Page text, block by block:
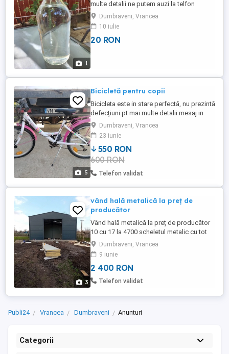
1
multe detalii ne putem auzi la telfon
Dumbraveni, Vrancea
10 iulie
20 RON
5
Bicicletă pentru copii
Bicicleta este in stare perfectă, nu prezintă
defecțiuni pt mai multe detalii mesaj in
privatDumbraveni, Vrancea
23 iunie
550 RON
600 RON
Telefon validat
3
vând hală metalică la preț de
producător
Vând hală metalică la preț de producător
10 cu 17 la 4700 scheletul metalic cu tot
cu montaj mai multe detalii la număr de
telefon lucrăm și din materialul clientului
Dumbraveni, Vrancea
9 iunie
2 400 RON
Telefon validat
Publi24 Vrancea Dumbraveni Anunturi
Categorii